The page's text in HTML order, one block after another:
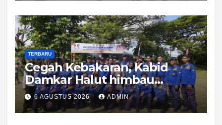
TERBARU
Cegah Kebakaran, Kabid
Damkar Halut himbau
Waspada dan Utamakan
Lapor Damkar Bukan Posting
Medsos
6 AGUSTUS 2026 ADMIN